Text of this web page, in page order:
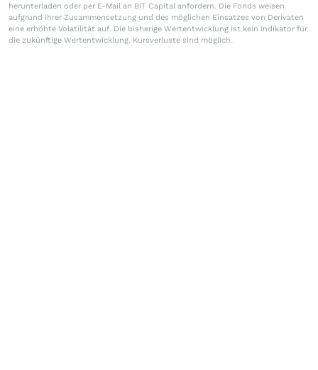
herunterladen oder per E-Mail an BIT Capital anfordern. Die Fonds weisen
aufgrund ihrer Zusammensetzung und des möglichen Einsatzes von Derivaten
eine erhöhte Volatilität auf. Die bisherige Wertentwicklung ist kein Indikator für
die zukünftige Wertentwicklung. Kursverluste sind möglich.